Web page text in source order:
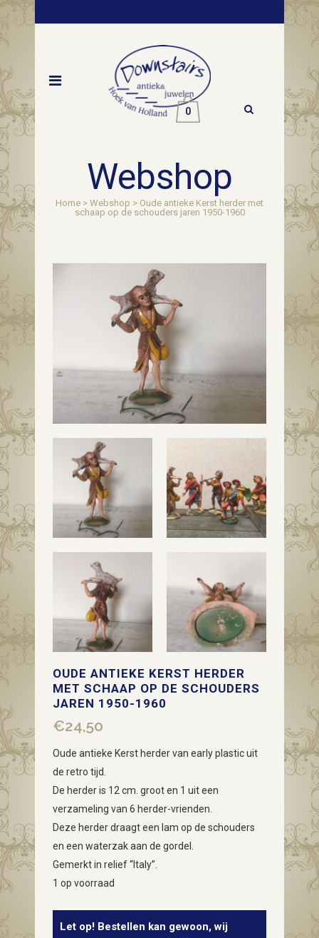
0
Webshop
Home > Webshop > Oude antieke Kerst herder met
schaap op de schouders jaren 1950-1960
OUDE ANTIEKE KERST HERDER
MET SCHAAP OP DE SCHOUDERS
JAREN 1950-1960
€24,50
Oude antieke Kerst herder van early plastic uit
de retro tijd.
De herder is 12 cm. groot en 1 uit een
verzameling van 6 herder-vrienden.
Deze herder draagt een lam op de schouders
en een waterzak aan de gordel.
Gemerkt in relief “Italy”.
1 op voorraad
Let op! Bestellen kan gewoon, wij